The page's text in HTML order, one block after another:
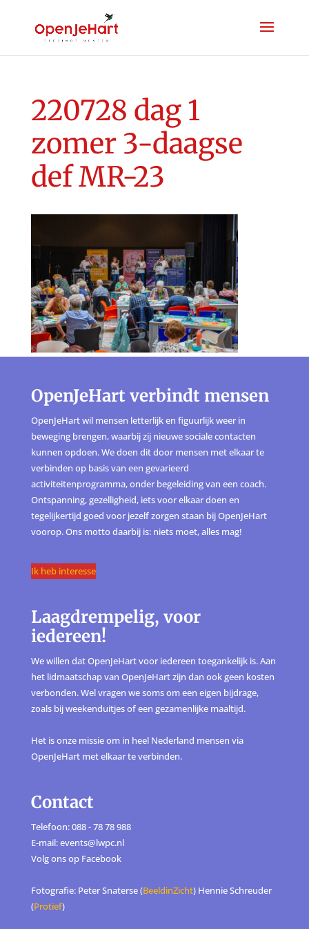
220728 dag 1
zomer 3-daagse
def MR-23
OpenJeHart verbindt mensen
OpenJeHart wil mensen letterlijk en figuurlijk weer in
beweging brengen, waarbij zij nieuwe sociale contacten
kunnen opdoen. We doen dit door mensen met elkaar te
verbinden op basis van een gevarieerd
activiteitenprogramma, onder begeleiding van een coach.
Ontspanning, gezelligheid, iets voor elkaar doen en
tegelijkertijd goed voor jezelf zorgen staan bij OpenJeHart
voorop. Ons motto daarbij is: niets moet, alles mag!
Ik heb interesse
Laagdrempelig, voor
iedereen!
We willen dat OpenJeHart voor iedereen toegankelijk is. Aan
het lidmaatschap van OpenJeHart zijn dan ook geen kosten
verbonden. Wel vragen we soms om een eigen bijdrage,
zoals bij weekenduitjes of een gezamenlijke maaltijd.
Het is onze missie om in heel Nederland mensen via
OpenJeHart met elkaar te verbinden.
Contact
Telefoon: 088 - 78 78 988
E-mail: events@lwpc.nl
Volg ons op Facebook
Fotografie: Peter Snaterse (BeeldinZicht) Hennie Schreuder
(Protief)